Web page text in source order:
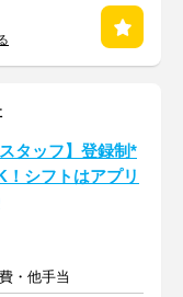
タッフ】登録制*
シフトはアプリ
・他手当